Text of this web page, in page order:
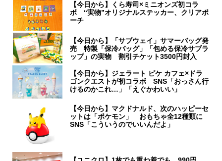
【今日から】くら寿司×ミニオンズ初コラ
ボ “実物”オリジナルステッカー、クリアポ
ーチ
【今日から】「サブウェイ」サマーバッグ発
売 特製「保冷バッグ」「包める保冷サブラ
ップ」の実物 割引チケット3500円封入
【今日から】ジェラート ピケ カフェ×ドラ
ゴンクエストが初コラボ SNS「おっさん行
けるのかこれ…」「えぐかわいい」
【今日から】マクドナルド、次のハッピーセ
ットは「ポケモン」 おもちゃ全12種類に
SNS「こういうのでいいんだよ」